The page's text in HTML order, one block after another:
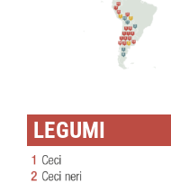
LEGUMI